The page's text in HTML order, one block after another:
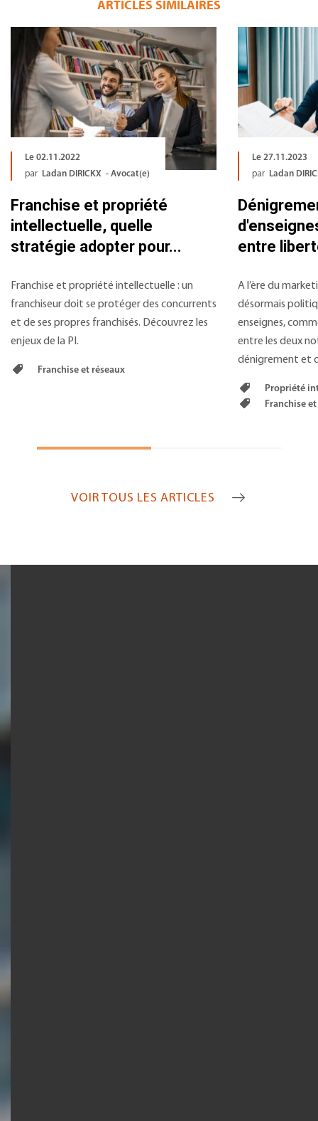
ARTICLES SIMILAIRES
Le 02.11.2022
par
Ladan DIRICKX - Avocat(e)
Franchise et propriété
intellectuelle, quelle
stratégie adopter pour...
Franchise et propriété intellectuelle : un
franchiseur doit se protéger des concurrents
et de ses propres franchisés. Découvrez les
enjeux de la PI.
Franchise et réseaux
Le 27.11.2023
par
Ladan
entre
A l’ère du
désormais
enseignes,
entre les deux
dénigrement et
Propriété
Franchise
VOIR TOUS LES ARTICLES